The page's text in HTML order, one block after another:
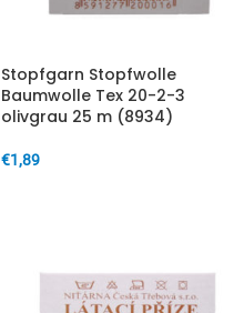
Stopfgarn Stopfwolle
Baumwolle Tex 20-2-3
olivgrau 25 m (8934)
€1,89